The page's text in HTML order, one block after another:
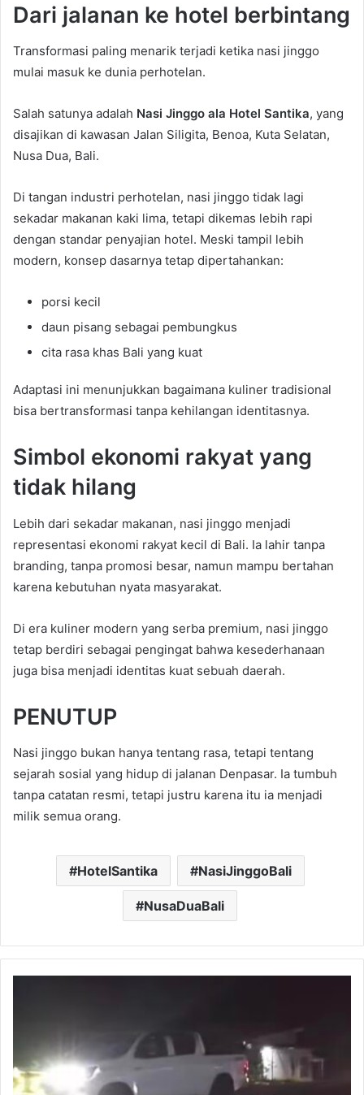
Dari jalanan ke hotel berbintang
Transformasi paling menarik terjadi ketika nasi jinggo
mulai masuk ke dunia perhotelan.
Salah satunya adalah Nasi Jinggo ala Hotel Santika, yang
disajikan di kawasan Jalan Siligita, Benoa, Kuta Selatan,
Nusa Dua, Bali.
Di tangan industri perhotelan, nasi jinggo tidak lagi
sekadar makanan kaki lima, tetapi dikemas lebih rapi
dengan standar penyajian hotel. Meski tampil lebih
modern, konsep dasarnya tetap dipertahankan:
porsi kecil
daun pisang sebagai pembungkus
cita rasa khas Bali yang kuat
Adaptasi ini menunjukkan bagaimana kuliner tradisional
bisa bertransformasi tanpa kehilangan identitasnya.
Simbol ekonomi rakyat yang
tidak hilang
Lebih dari sekadar makanan, nasi jinggo menjadi
representasi ekonomi rakyat kecil di Bali. Ia lahir tanpa
branding, tanpa promosi besar, namun mampu bertahan
karena kebutuhan nyata masyarakat.
Di era kuliner modern yang serba premium, nasi jinggo
tetap berdiri sebagai pengingat bahwa kesederhanaan
juga bisa menjadi identitas kuat sebuah daerah.
PENUTUP
Nasi jinggo bukan hanya tentang rasa, tetapi tentang
sejarah sosial yang hidup di jalanan Denpasar. Ia tumbuh
tanpa catatan resmi, tetapi justru karena itu ia menjadi
milik semua orang.
HotelSantika NasiJinggoBali
NusaDuaBali